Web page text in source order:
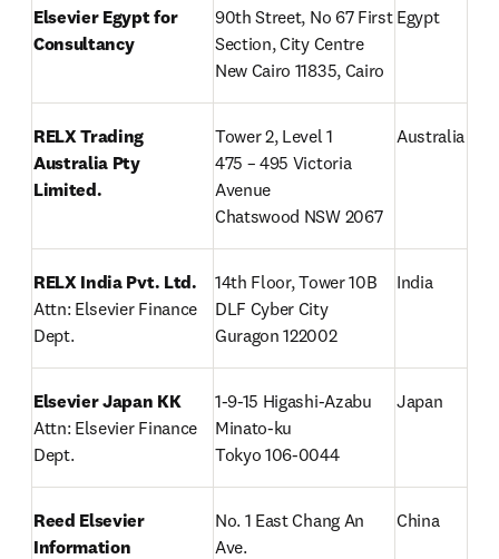
Elsevier Egypt for
Consultancy
90th Street, No 67 First
Section, City Centre
New Cairo 11835, Cairo
Egypt
RELX Trading
Australia Pty
Limited.
Tower 2, Level 1
475 – 495 Victoria
Avenue
Chatswood NSW 2067
Australia
RELX India Pvt. Ltd.
Attn: Elsevier Finance
Dept.
14th Floor, Tower 10B
DLF Cyber City
Guragon 122002
India
Elsevier Japan KK
Attn: Elsevier Finance
Dept.
1-9-15 Higashi-Azabu
Minato-ku
Tokyo 106-0044
Japan
Reed Elsevier
Information
No. 1 East Chang An
Ave.
China